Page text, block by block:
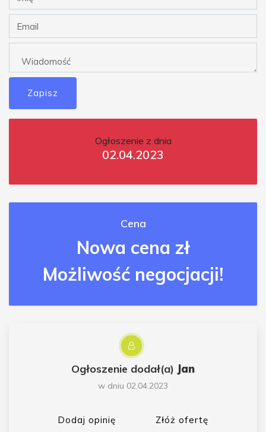
Zapisz
Ogłoszenie z dnia
02.04.2023
Cena
Nowa cena zł
Możliwość negocjacji!
Ogłoszenie dodał(a) Jan
w dniu 02.04.2023
Dodaj opinię Złóż ofertę